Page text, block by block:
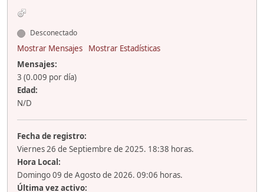
Desconectado
Mostrar Mensajes
Mostrar Estadísticas
Mensajes:
3 (0.009 por día)
Edad:
N/D
Fecha de registro:
Viernes 26 de Septiembre de 2025. 18:38 horas.
Hora Local:
Domingo 09 de Agosto de 2026. 09:06 horas.
Última vez activo: